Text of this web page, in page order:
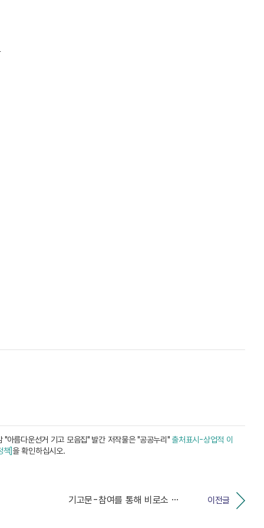
"아름다운선거 기고 모음집" 발간 저작물은 "공공누리" 출처표시-상업적 이
책]을 확인하십시오.
이전글
기고문-참여를 통해 비로소 알게 된 것들